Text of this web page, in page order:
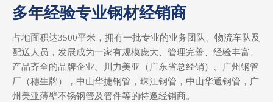
多年经验专业钢材经销商
占地面积达3500平米，拥有一批专业的业务团队、物流车队及
配送人员，发展成为一家有规模庞大、管理完善、经验丰富、
产品齐全的品牌企业。川力美亚（广东省总经销）、广州钢管
厂（穗生牌），中山华捷钢管，珠江钢管，中山华通钢管，广
州美亚薄壁不锈钢管及管件等的特邀经销商。